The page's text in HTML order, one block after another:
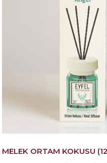
MELEK ORTAM KOKUSU